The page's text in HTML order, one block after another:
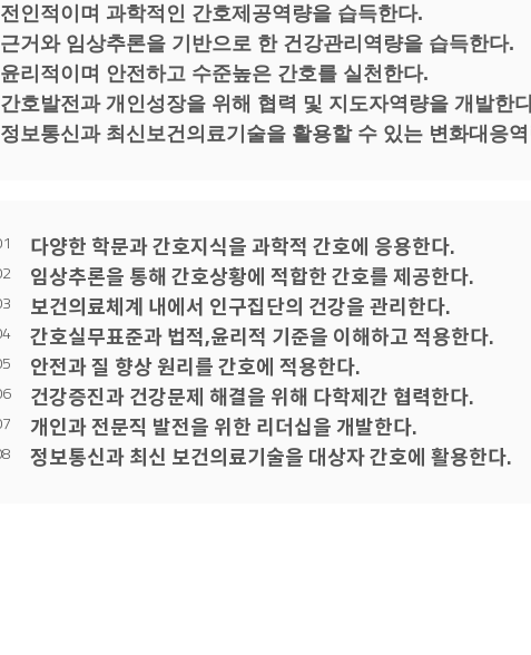
전인적이며 과학적인 간호제공역량을 습득한다.
근거와 임상추론을 기반으로 한 건강관리역량을 습득한다.
윤리적이며 안전하고 수준높은 간호를 실천한다.
간호발전과 개인성장을 위해 협력 및 지도자역량을 개발한
정보통신과 최신보건의료기술을 활용할 수 있는 변화대응
다양한 학문과 간호지식을 과학적 간호에 응용한다.
임상추론을 통해 간호상황에 적합한 간호를 제공한다.
보건의료체계 내에서 인구집단의 건강을 관리한다.
간호실무표준과 법적,윤리적 기준을 이해하고 적용한다.
안전과 질 향상 원리를 간호에 적용한다.
건강증진과 건강문제 해결을 위해 다학제간 협력한다.
개인과 전문직 발전을 위한 리더십을 개발한다.
정보통신과 최신 보건의료기술을 대상자 간호에 활용한다.